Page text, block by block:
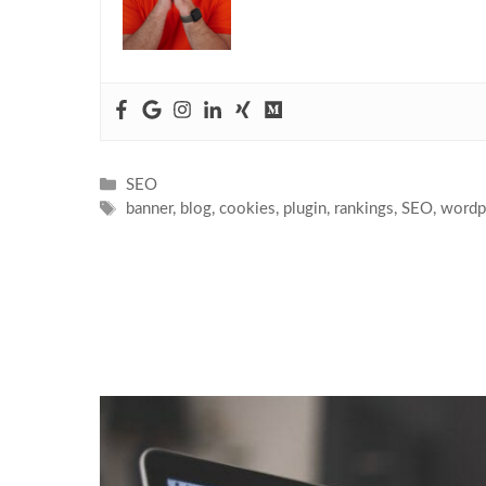
Kategorien
SEO
Schlagwörter
banner, blog,cookies, plugin, rankings,SEO,